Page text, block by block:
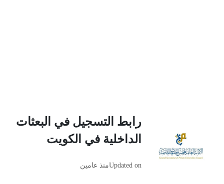
رابط التسجيل في البعثات
الداخلية في الكويت
Updated onمنذ عامين